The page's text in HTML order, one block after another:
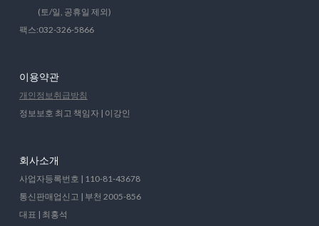
(토/일, 공휴일 제외)
팩스:032-326-5866
이용약관
개인정보취급방침
정보보호 최고 책임자 | 이강인
회사소개
사업자등록번호 | 110-81-43678
통신판매업신고 | 부천 2005-856
대표 | 최홍석